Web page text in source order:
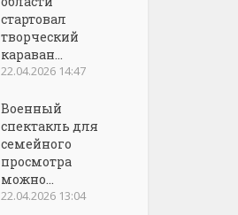
стартовал
творческий
караван...
22.04.2026 14:47
Военный
спектакль для
семейного
просмотра
можно...
22.04.2026 13:04